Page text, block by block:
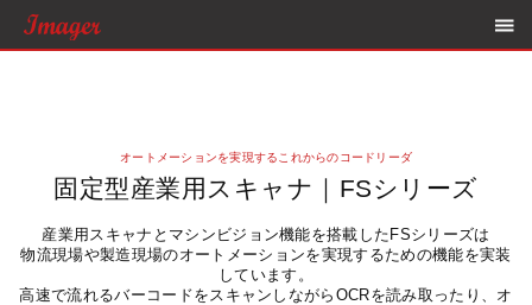
オートメーションを実現するこれからのコードリーダ
固定型産業用スキャナ｜FSシリーズ
産業用スキャナとマシンビジョン機能を搭載したFSシリーズは
物流現場や製造現場のオートメーションを実現するための機能を実装
しています。
高速で流れるバーコードをスキャンしながらOCRを読み取ったり、オ